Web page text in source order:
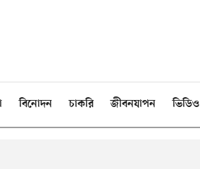
বিনোদন চাকরি জীবনযাপন ভিডিও